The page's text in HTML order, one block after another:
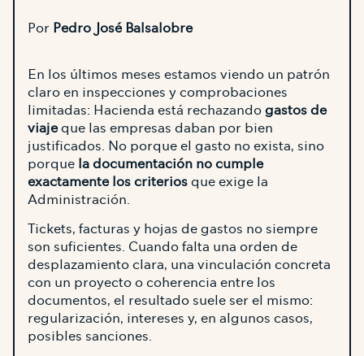
Por Pedro José Balsalobre
En los últimos meses estamos viendo un patrón
claro en inspecciones y comprobaciones
limitadas: Hacienda está rechazandogastos de
viajeque las empresas daban por bien
justificados. No porque el gasto no exista, sino
porque la documentación no cumple
exactamente los criteriosque exige la
Administración.
Tickets, facturas y hojas de gastos no siempre
son suficientes. Cuando falta una orden de
desplazamiento clara, una vinculación concreta
con un proyecto o coherencia entre los
documentos, el resultado suele ser el mismo:
regularización, intereses y, en algunos casos,
posibles sanciones.